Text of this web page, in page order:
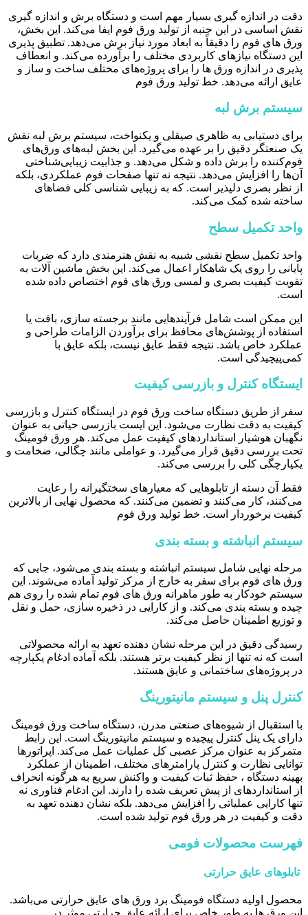
دقت در اندازه گیری بسیار مهم است و دستگاه برش و اندازه گیری
نقش اساسی در این جنبه از تولید ورق فوم ایفا می‌کند. این بخش،
ورق ‌های فوم را دقیقاً به ابعاد مورد نیاز برش می‌دهد. تطبیق پذیری
این دستگاه نیازهای کاربردی مختلف را برآورده می‌کند. و انعطاف
پذیری در اندازه ورق ‌ها را برای پروژه‌های مختلف ساخت و ساز و
عایق ارائه می‌دهد. خط تولید ورق فوم
سیستم برش لبه
برای دستیابی به ظاهری صیقلی و یکنواخت، سیستم برش لبه نقش
یک صنعتگر دقیق را بر عهده می‌گیرد. این بخش لبه‌های ورق‌های
فوم‌کننده را برش داده و شکل می‌دهد. و جذابیت زیبایی‌شناختی
آن‌ها را افزایش می‌دهد. نتیجه نه تنها صفحات فوم عملکردی، بلکه
از نظر بصری دلپذیر است. که به زیبایی شناسی کلی فضاهای
ساخته شده کمک می‌کند.
واحد تکمیل سطح
واحد تکمیل سطح نقشی شبیه به نقش هنرمندی دارد که ضربات
پایانی را روی یک شاهکار اعمال می‌کند. این بخش ماشین آلات به
تقویت کیفیت بصری و لمسی ورق ‌های فوم اختصاص داده شده
است.
این ممکن است شامل فرآیندهایی مانند برجسته سازی، بافت یا
استفاده از پوشش‌های محافظ برای برآوردن الزامات طراحی و
عملکرد خاص باشد. نتیجه فقط عایق نیست، بلکه عایق با
کمی‌پیچیدگی است.
ایستگاه کنترل و بازرسی کیفیت
سفر از طریق دستگاه ساخت ورق فوم در ایستگاه کنترل و بازرسی
کیفیت به دقت نظارت می‌شود. این ایست بازرسی حیاتی به عنوان
نگهبان هوشیار استانداردهای کیفیت عمل می‌کند. هر ورق فومینگ
تحت بررسی دقیق قرار می‌گیرد. و عواملی مانند چگالی، ضخامت و
یکپارچگی کلی را بررسی می‌کند.
فقط آن دسته از تابلوهایی که معیارهای سختگیرانه را رعایت
می‌کنند، کار می‌کنند و تضمین می‌کنند. که محصول نهایی از بالاترین
کیفیت برخوردار است. خط تولید ورق فوم
سیستم انباشته و بسته بندی
مرحله نهایی شامل سیستم انباشته و بسته بندی می‌شود، جایی که
ورق ‌های فوم برای سفر به خارج از مرکز تولید آماده می‌شوند. این
سیستم خودکار به طور ماهرانه ورق ‌های فوم تمام شده را روی هم
چیده و بسته بندی می‌کند. و از کارایی در ذخیره سازی، حمل و نقل
و توزیع اطمینان حاصل می‌کند.
رسیدگی دقیق در این مرحله نشان دهنده تعهد به ارائه محصولاتی
است که نه تنها از نظر کیفیت برتر هستند. بلکه آماده ادغام یکپارچه
در پروژه‌های ساختمانی و عایق هستند.
کنترل پنل و سیستم مانیتورینگ
با استقبال از شیوه‌های صنعتی مدرن، دستگاه ساخت ورق فومینگ
دارای یک پنل کنترل پیچیده و سیستم مانیتورینگ است. این رابط
متمرکز به عنوان مرکز عصبی کل عملیات عمل می‌کند. اپراتورها
توانایی نظارت و کنترل پارامترهای مختلف، اطمینان از عملکرد
بهینه دستگاه ، حفظ ثبات کیفیت و واکنش سریع به هرگونه انحراف
از استانداردهای از پیش تعریف شده را دارند. این ادغام فناوری نه
تنها کارایی عملیاتی را افزایش می‌دهد. بلکه نشان دهنده تعهد به
دقت و کیفیت در هر ورق فوم تولید شده است.
فهرست محصولات فومی
تابلوهای عایق حرارتی
محصول اولیه دستگاه فومینگ برد ورق ‌های عایق حرارتی می‌باشد.
این ورق ‌ها به طور خاص برای ارائه عایق حرارتی موثر در